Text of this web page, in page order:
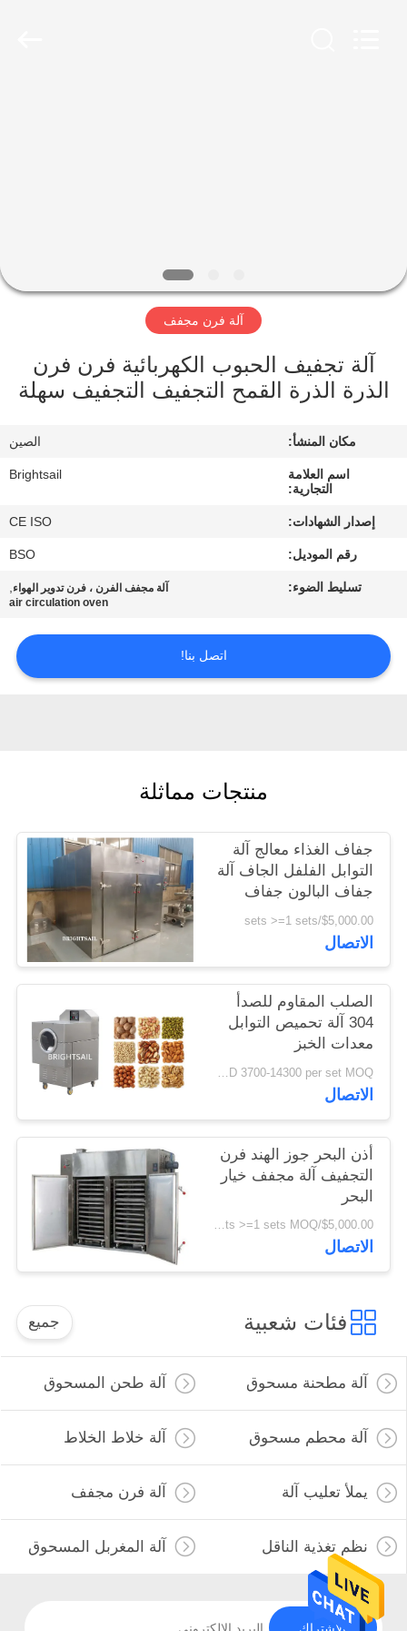
فيديو
عنا
المعمل
مراقبة
الجودة
اتصل
بنا
خريطة
الموقع
PRIVACY
POLICY
آلة فرن مجفف
آلة تجفيف الحبوب الكهربائية فرن فرن
الذرة الذرة القمح التجفيف التجفيف سهلة
مكان المنشأ: الصين
اسم العلامة
التجارية:
Brightsail
إصدار الشهادات: CE ISO
رقم الموديل: BSO
تسليط الضوء: آلة مجفف الفرن ، فرن تدوير الهواء,
air circulation oven
اتصل بنا!
منتجات مماثلة
جفاف الغذاء معالج آلة
التوابل الفلفل الجاف آلة
جفاف البالون جفاف
الفرن البحر
$5,000.00/sets >=1 sets
الاتصال
الصلب المقاوم للصدأ
304 آلة تحميص التوابل
معدات الخبز
USD 3700-14300 per set MOQ:مجموعة واحدة
الاتصال
أذن البحر جوز الهند فرن
التجفيف آلة مجفف خيار
البحر
$5,000.00/sets >=1 sets MOQ:مجموعة واحدة
الاتصال
فئات شعبية جميع
آلة مطحنة مسحوق آلة طحن المسحوق
آلة محطم مسحوق آلة خلاط الخلاط
يملأ تعليب آلة آلة فرن مجفف
نظم تغذية الناقل آلة المغربل المسحوق
الاشتراك